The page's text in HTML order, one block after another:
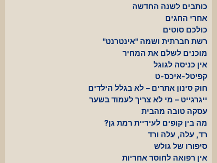
כותבים לשנה החדשה
אחרי החגים
כולכם סוטים
רשת חברתית ושמה "אינטרנט"
מוכנים לשלם את המחיר
אין כניסה לגוגל
קפיטל-איכס-ט
חוק סינון אתרים – לא בגלל הילדים
ייגרגייט – מי לא צריך לעמוד בשער
עסקה טובה מהבית
מה בין קופים לעיריית רמת גן?
רד, עלה, עלה ורד
סיפורו של גולש
אין רפואה לחוסר אחריות